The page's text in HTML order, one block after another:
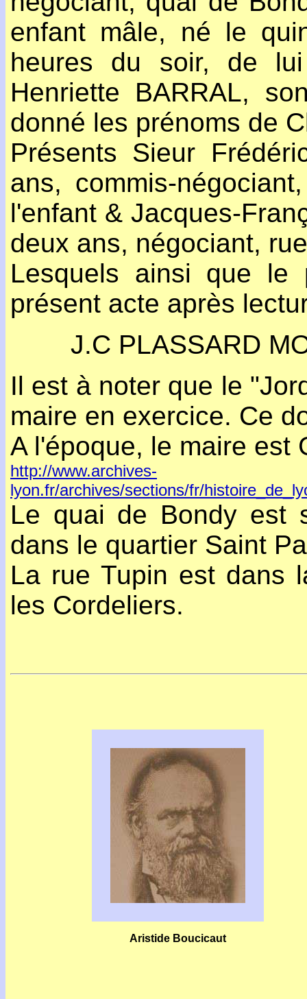
enfant mâle, né le
heures du soir, de
Henriette BARRAL,
donné les prénoms de
Présents Sieur
ans, commis-
l'enfant & Jacques-
deux ans, négociant,
Lesquels ainsi que
présent acte après
J.C PLASSARD
Il est à noter que le
maire en exercice. Ce
A l'époque, le maire est
http://www.archives-
lyon.fr/archives/sections/fr/
Le quai de Bondy est
dans le quartier Saint
La rue Tupin est dans
les Cordeliers.
Aristide Boucicaut